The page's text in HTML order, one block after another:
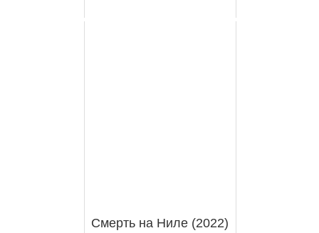
Смерть на Ниле (2022)